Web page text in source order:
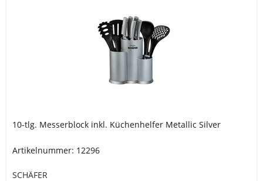
10-tlg. Messerblock inkl. Küchenhelfer Metallic Silver
Artikelnummer: 12296
SCHÄFER